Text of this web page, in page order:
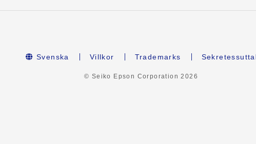
Svenska Villkor Trademarks
© Seiko Epson Corporation 2026